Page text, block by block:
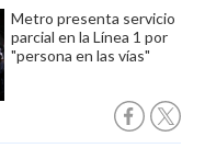
Metro presenta servicio
parcial en la Línea 1 por
"persona en las vías"